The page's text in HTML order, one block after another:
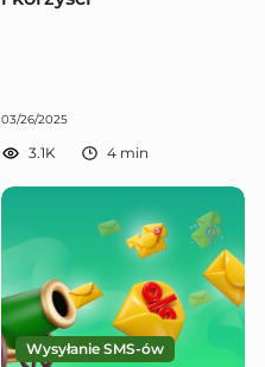
03/26/2025
3.1K 4 min
Wysyłanie SMS-ów